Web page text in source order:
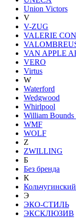
Union Victors
V
V-ZUG
VALERIE
VAN APPLE
VERO
Virtus
W
Waterford
Wedgwood
Whirlpool
William
WMF
WOLF
Z
ZWILLING
Б
Без бренда
К
Э
ЭКО-СТИЛЬ
ЭКСКЛЮЗИВ